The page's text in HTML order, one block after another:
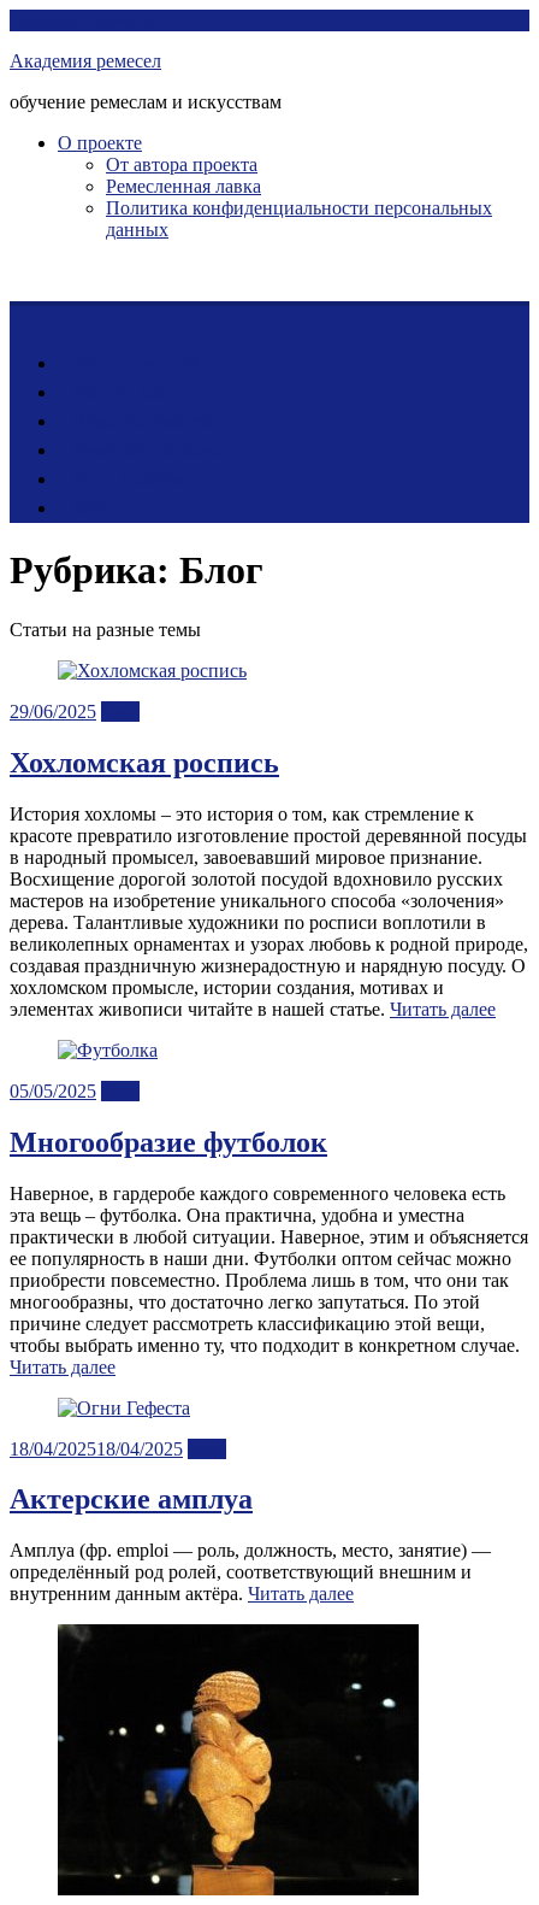
контенту
Академия ремесел
обучение ремеслам и искусствам
О проекте
От автора проекта
Ремесленная лавка
Политика конфиденциальности персональных
данных
Рубрика: Блог
Статьи на разные темы
Posted
29/06/2025
Хохломская роспись
История хохломы – это история о том, как стремление к
красоте превратило изготовление простой деревянной посуды
в народный промысел, завоевавший мировое признание.
Восхищение дорогой золотой посудой вдохновило русских
мастеров на изобретение уникального способа «золочения»
дерева. Талантливые художники по росписи воплотили в
великолепных орнаментах и узорах любовь к родной природе,
создавая праздничную жизнерадостную и нарядную посуду. О
хохломском промысле, истории создания, мотивах и
элементах живописи читайте в нашей статье. Читать далее
Posted
05/05/2025
Многообразие футболок
Наверное, в гардеробе каждого современного человека есть
эта вещь – футболка. Она практична, удобна и уместна
практически в любой ситуации. Наверное, этим и объясняется
ее популярность в наши дни. Футболки оптом сейчас можно
приобрести повсеместно. Проблема лишь в том, что они так
многообразны, что достаточно легко запутаться. По этой
причине следует рассмотреть классификацию этой вещи,
чтобы выбрать именно ту, что подходит в конкретном случае.
Читать далее
Posted
18/04/202518/04/2025
Актерские амплуа
Амплуа (фр. emploi — роль, должность, место, занятие) —
определённый род ролей, соответствующий внешним и
внутренним данным актёра. Читать далее